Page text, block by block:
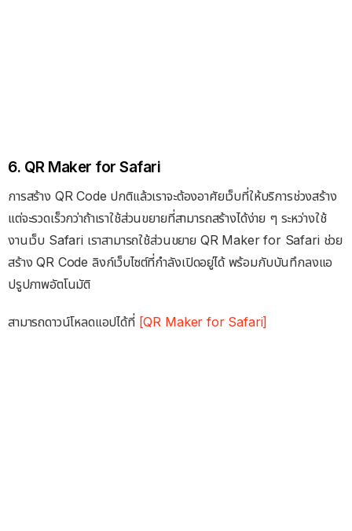
6. QR Maker for Safari
การสร้าง QR Code ปกติแล้วเราจะต้องอาศัยเว็บที่ให้บริการช่วงสร้าง
แต่จะรวดเร็วกว่าถ้าเราใช้ส่วนขยายที่สามารถสร้างได้ง่าย ๆ ระหว่างใช้
งานเว็บ Safari เราสามารถใช้ส่วนขยาย QR Maker for Safari ช่วย
สร้าง QR Code ลิงก์เว็บไซต์ที่กำลังเปิดอยู่ได้ พร้อมกับบันทึกลงแอ
ปรูปภาพอัตโนมัติ
สามารถดาวน์โหลดแอปได้ที่ [QR Maker for Safari]